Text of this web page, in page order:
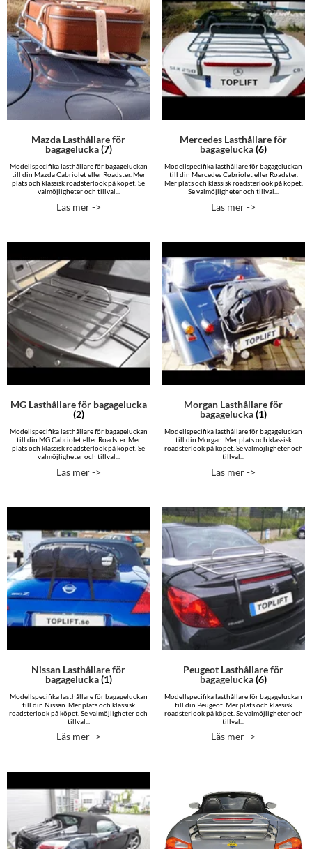
Mazda Lasthållare för
bagagelucka(7)
Modellspecifika lasthållare för bagageluckan
till din Mazda Cabriolet eller Roadster. Mer
plats och klassisk roadsterlook på köpet. Se
valmöjligheter och tillval...
Läs mer ->
Mercedes Lasthållare för
bagagelucka(6)
Modellspecifika lasthållare för bagageluckan
till din Mercedes Cabriolet eller Roadster.
Mer plats och klassisk roadsterlook på köpet.
Se valmöjligheter och tillval...
Läs mer ->
MG Lasthållare för bagagelucka
(2)
Modellspecifika lasthållare för bagageluckan
till din MG Cabriolet eller Roadster. Mer
plats och klassisk roadsterlook på köpet. Se
valmöjligheter och tillval...
Läs mer ->
Morgan Lasthållare för
bagagelucka(1)
Modellspecifika lasthållare för bagageluckan
till din Morgan. Mer plats och klassisk
roadsterlook på köpet. Se valmöjligheter och
tillval...
Läs mer ->
Nissan Lasthållare för
bagagelucka(1)
Modellspecifika lasthållare för bagageluckan
till din Nissan. Mer plats och klassisk
roadsterlook på köpet. Se valmöjligheter och
tillval...
Läs mer ->
Peugeot Lasthållare för
bagagelucka(6)
Modellspecifika lasthållare för bagageluckan
till din Peugeot. Mer plats och klassisk
roadsterlook på köpet. Se valmöjligheter och
tillval...
Läs mer ->